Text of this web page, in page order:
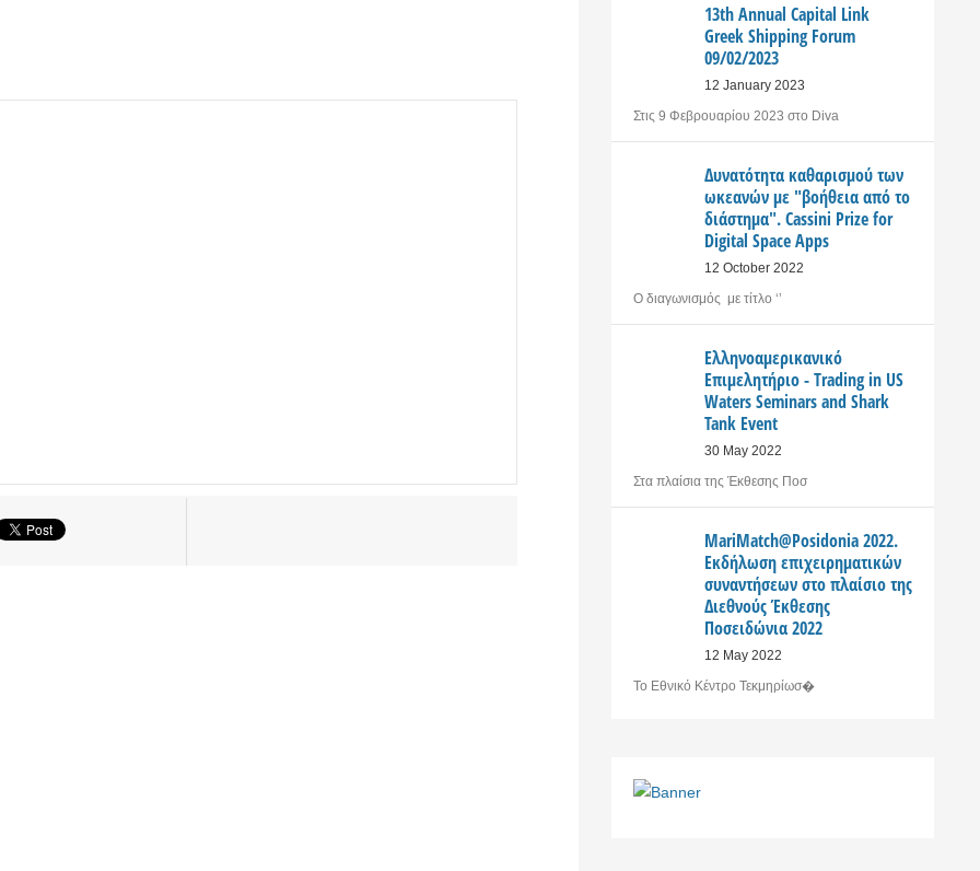
13th Annual Capital Link
Greek Shipping Forum
09/02/2023
12 January 2023
Στις 9 Φεβρουαρίου 2023 στο Diva
Δυνατότητα καθαρισμού των
ωκεανών με "βοήθεια από το
διάστημα". Cassini Prize for
Digital Space Apps
12 October 2022
Ο διαγωνισμός με τίτλο ‘’
Ελληνοαμερικανικό
Επιμελητήριο - Trading in US
Waters Seminars and Shark
Tank Event
30 May 2022
Στα πλαίσια της Έκθεσης Ποσ
MariMatch@Posidonia 2022.
Εκδήλωση επιχειρηματικών
συναντήσεων στο πλαίσιο της
Διεθνούς Έκθεσης
Ποσειδώνια 2022
12 May 2022
Το Εθνικό Κέντρο Τεκμηρίωσ�